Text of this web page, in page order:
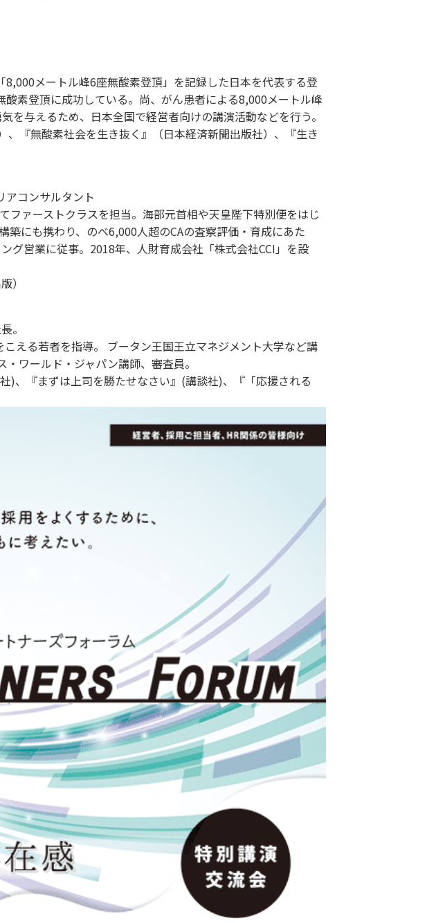
メートル峰6座無酸素登頂」を記録した日本を代表する登
素登頂に成功している。尚、がん患者による8,000メートル峰
を与えるため、日本全国で経営者向けの講演活動などを行う。
『無酸素社会を生き抜く』（日本経済新聞出版社）、『生き
アコンサルタント
ファーストクラスを担当。海部元首相や天皇陛下特別便をはじ
築にも携わり、のべ6,000人超のCAの査察評価・育成にあた
グ営業に従事。2018年、人財育成会社「株式会社CCI」を設
）
。
える若者を指導。 ブータン王国王立マネジメント大学など講
ワールド・ジャパン講師、審査員。
)、『まずは上司を勝たせなさい』(講談社)、『「応援される